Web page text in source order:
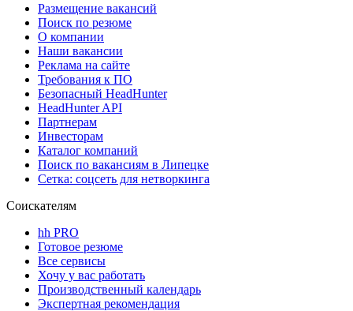
Размещение вакансий
Поиск по резюме
О компании
Наши вакансии
Реклама на сайте
Требования к ПО
Безопасный HeadHunter
HeadHunter API
Партнерам
Инвесторам
Каталог компаний
Поиск по вакансиям в Липецке
Сетка: соцсеть для нетворкинга
Соискателям
hh PRO
Готовое резюме
Все сервисы
Хочу у вас работать
Производственный календарь
Экспертная рекомендация